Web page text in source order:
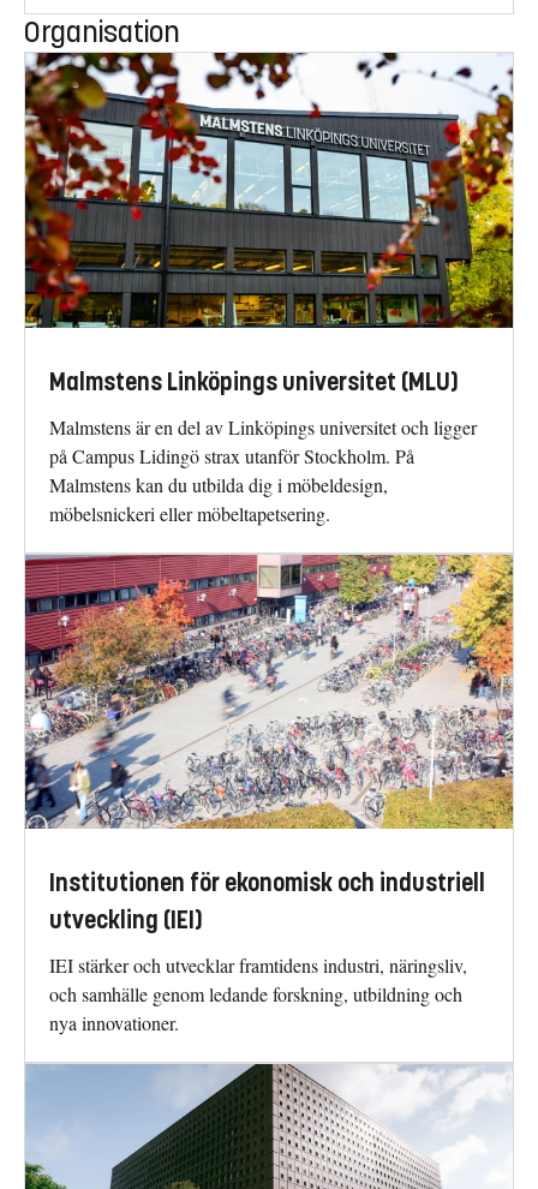
Organisation
Malmstens Linköpings universitet (MLU)
Malmstens är en del av Linköpings universitet och ligger
på Campus Lidingö strax utanför Stockholm. På
Malmstens kan du utbilda dig i möbeldesign,
möbelsnickeri eller möbeltapetsering.
Institutionen för ekonomisk och industriell
utveckling (IEI)
IEI stärker och utvecklar framtidens industri, näringsliv,
och samhälle genom ledande forskning, utbildning och
nya innovationer.